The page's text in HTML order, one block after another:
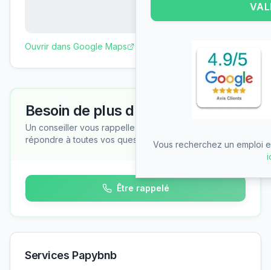
Ouvrir dans Google Maps
Besoin de plus d'informations ?
Un conseiller vous rappelle gratuitement pour
répondre à toutes vos questions
Être rappelé
Services Papybnb
Vous recherchez un emploi